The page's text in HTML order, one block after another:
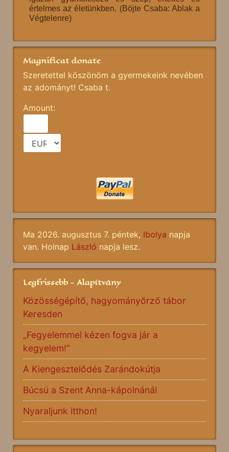
értelmes az életünkben. (Böjte Csaba: Ablak a
Végtelenre)
Magnificat donate
Szeretettel köszönöm a gyermekeink nevében
az adományt! Csaba t.
Amount:
Ma 2026. augusztus 7. péntek, Ibolya napja
van. Holnap László napja lesz.
Legfrissebb - Alapítvány
Közösségépítő, hagyományőrző tábor
Keresden
„Fegyelemmel kézen fogva jár a
kegyelem!”
A Kiengesztelődés Zarándokútja
Búcsú a Szent Anna-kápolnánál
Nyaraljunk itthon!